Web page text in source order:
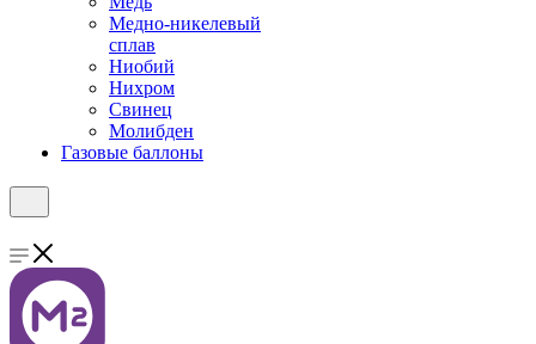
Медно-никелевый
сплав
Ниобий
Нихром
Свинец
Молибден
Газовые баллоны